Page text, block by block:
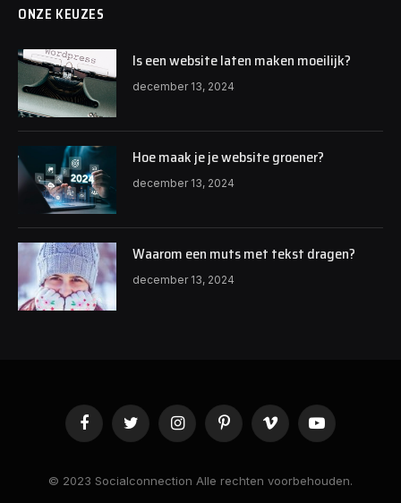
ONZE KEUZES
Is een website laten maken moeilijk?
december 13, 2024
Hoe maak je je website groener?
december 13, 2024
Waarom een muts met tekst dragen?
december 13, 2024
FacebookTwitter InstagramPinterestVimeo YouTube
© 2023 Socialconnection Alle rechten voorbehouden.